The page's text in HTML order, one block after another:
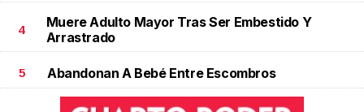
4
Muere Adulto Mayor Tras Ser Embestido Y
Arrastrado
5 Abandonan A Bebé Entre Escombros